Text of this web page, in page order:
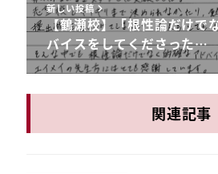
新しい投稿
【鶴瀬校】「根性論だけで
バイスをしてくださった…
関連記事